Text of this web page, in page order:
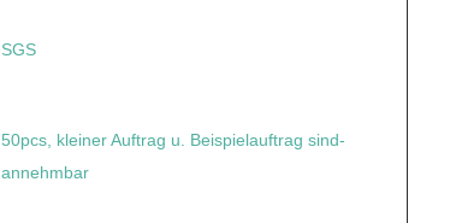
SGS
50pcs, kleiner Auftrag u. Beispielauftrag sind-
annehmbar